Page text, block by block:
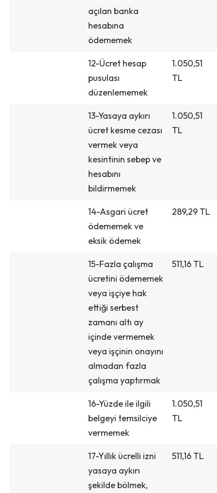
açılan banka
hesabına
ödememek
12-Ücret hesap
pusulası
düzenlememek
1.050,51
TL
13-Yasaya aykırı
ücret kesme cezası
vermek veya
kesintinin sebep ve
hesabını
bildirmemek
1.050,51
TL
14-Asgari ücret
ödememek ve
eksik ödemek
289,29 TL
15-Fazla çalışma
ücretini ödememek
veya işçiye hak
ettiği serbest
zamanı altı ay
içinde vermemek
veya işçinin onayını
almadan fazla
çalışma yaptırmak
511,16 TL
16-Yüzde ile ilgili
belgeyi temsilciye
vermemek
1.050,51
TL
17-Yıllık ücrelli izni
yasaya aykırı
şekilde bölmek,
511,16 TL